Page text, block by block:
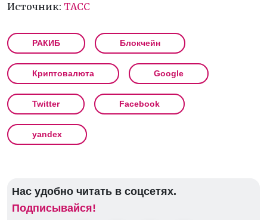
Источник: ТАСС
РАКИБ Блокчейн
Криптовалюта Google
Twitter Facebook
yandex
Нас удобно читать в соцсетях.
Подписывайся!